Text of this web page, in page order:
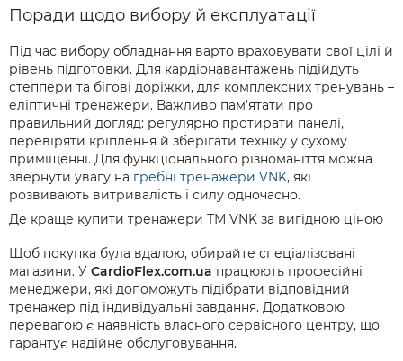
Поради щодо вибору й експлуатації
Під час вибору обладнання варто враховувати свої цілі й
рівень підготовки. Для кардіонавантажень підійдуть
степпери та бігові доріжки, для комплексних тренувань –
еліптичні тренажери. Важливо пам’ятати про
правильний догляд: регулярно протирати панелі,
перевіряти кріплення й зберігати техніку у сухому
приміщенні. Для функціонального різноманіття можна
звернути увагу на гребні тренажери VNK, які
розвивають витривалість і силу одночасно.
Де краще купити тренажери ТМ VNK за вигідною ціною
Щоб покупка була вдалою, обирайте спеціалізовані
магазини. У CardioFlex.com.ua працюють професійні
менеджери, які допоможуть підібрати відповідний
тренажер під індивідуальні завдання. Додатковою
перевагою є наявність власного сервісного центру, що
гарантує надійне обслуговування.